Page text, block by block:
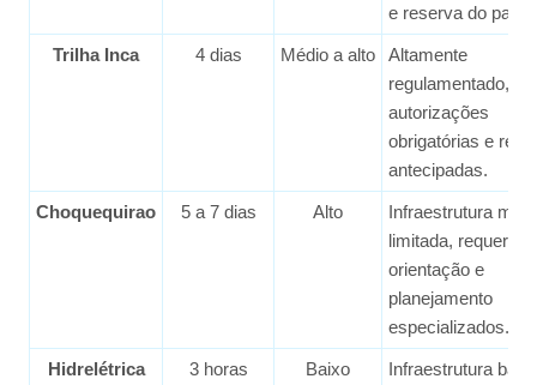
e reserva do
Trilha Inca 4 dias Médio a alto
Altamente
regulamentado,
autorizações
obrigatórias e
antecipadas.
Choquequirao 5 a 7 dias Alto
Infraestrutura
limitada, requer
orientação e
planejamento
especializados.
Hidrelétrica 3 horas Baixo
Infraestrutura